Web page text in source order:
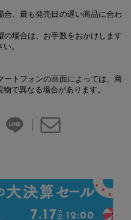
、最も発売日の遅い商品に合わ
の場合は、お手数をおかけします
。
トフォンの画面によっては、商
で異なる場合があります。